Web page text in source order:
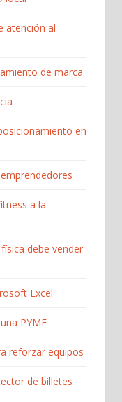
atención al
de marca
en
a la
debe vender
Excel
PYME
reforzar equipos
de billetes